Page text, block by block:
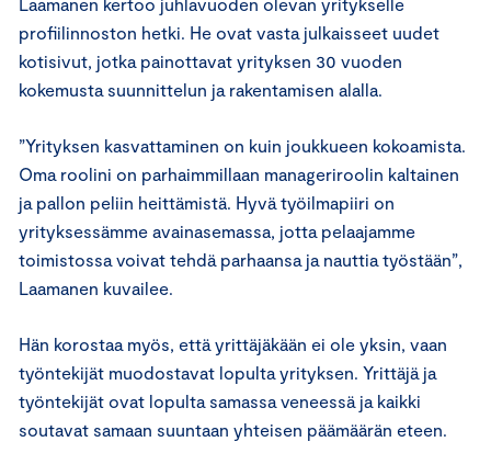
Laamanen kertoo juhlavuoden olevan yritykselle
profiilinnoston hetki. He ovat vasta julkaisseet uudet
kotisivut, jotka painottavat yrityksen 30 vuoden
kokemusta suunnittelun ja rakentamisen alalla.
”Yrityksen kasvattaminen on kuin joukkueen kokoamista.
Oma roolini on parhaimmillaan manageriroolin kaltainen
ja pallon peliin heittämistä. Hyvä työilmapiiri on
yrityksessämme avainasemassa, jotta pelaajamme
toimistossa voivat tehdä parhaansa ja nauttia työstään”,
Laamanen kuvailee.
Hän korostaa myös, että yrittäjäkään ei ole yksin, vaan
työntekijät muodostavat lopulta yrityksen. Yrittäjä ja
työntekijät ovat lopulta samassa veneessä ja kaikki
soutavat samaan suuntaan yhteisen päämäärän eteen.